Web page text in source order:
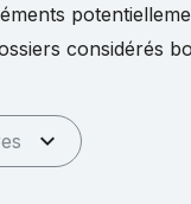
considérés